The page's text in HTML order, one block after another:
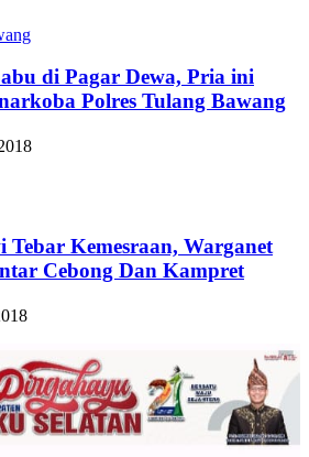
di Pagar Dewa, Pria ini
Polres Tulang Bawang
Tebar Kemesraan, Warganet
Cebong Dan Kampret